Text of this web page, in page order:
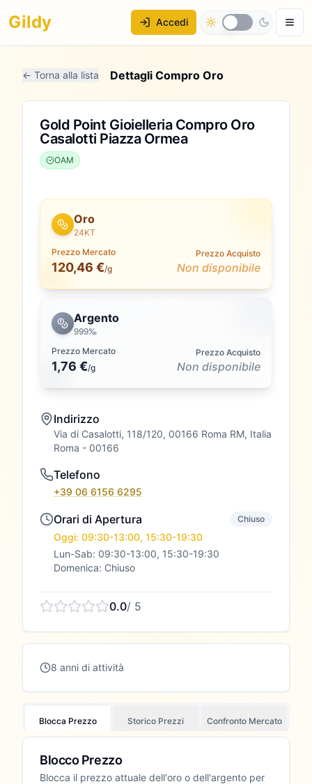
Gildy Accedi
← Torna alla lista Dettagli Compro Oro
Gold Point Gioielleria Compro Oro
Casalotti Piazza Ormea
OAM
Oro
24KT
Prezzo Mercato
120,46 €/g
Prezzo Acquisto
Non disponibile
Argento
999‰
Prezzo Mercato
1,76 €/g
Prezzo Acquisto
Non disponibile
Indirizzo
Via di Casalotti, 118/120, 00166 Roma RM, Italia
Roma - 00166
Telefono
+39 06 6156 6295
Orari di Apertura Chiuso
Oggi: 09:30-13:00, 15:30-19:30
Lun-Sab: 09:30-13:00, 15:30-19:30
Domenica: Chiuso
0.0/ 5
8 anni di attività
Blocca Prezzo Storico Prezzi Confronto Mercato
Blocco Prezzo
Blocca il prezzo attuale dell'oro o dell'argento per